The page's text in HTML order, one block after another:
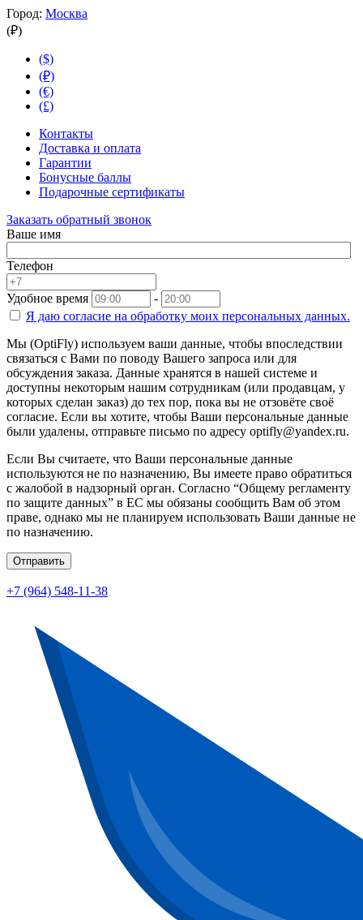
Город: Москва
(₽)
($)
(₽)
(€)
(£)
Контакты
Доставка и оплата
Гарантии
Бонусные баллы
Подарочные сертификаты
Заказать обратный звонок
Ваше имя
Телефон
Удобное время
-
Я даю согласие на обработку моих персональных данных.
Мы (OptiFly) используем ваши данные, чтобы впоследствии
связаться с Вами по поводу Вашего запроса или для
обсуждения заказа. Данные хранятся в нашей системе и
доступны некоторым нашим сотрудникам (или продавцам, у
которых сделан заказ) до тех пор, пока вы не отзовёте своё
согласие. Если вы хотите, чтобы Ваши персональные данные
были удалены, отправьте письмо по адресу optifly@yandex.ru.
Если Вы считаете, что Ваши персональные данные
используются не по назначению, Вы имеете право обратиться
с жалобой в надзорный орган. Согласно “Общему регламенту
по защите данных” в ЕС мы обязаны сообщить Вам об этом
праве, однако мы не планируем использовать Ваши данные не
по назначению.
Отправить
+7 (964) 548-11-38